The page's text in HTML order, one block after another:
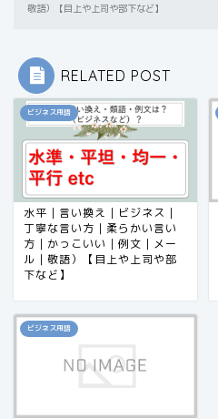
敬語）【目上や上司や部下など】
RELATED POST
ビジネス用語
水平｜言い換え｜ビジネス｜
丁寧な言い方｜柔らかい言い
方｜かっこいい｜例文｜メー
ル｜敬語）【目上や上司や部
下など】
ビジネス用語